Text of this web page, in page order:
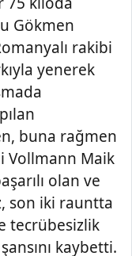
Gökmen
rakibi
yenerek
buna rağmen
Vollmann Maik
olan ve
son iki rauntta
tecrübesizlik
kaybetti.